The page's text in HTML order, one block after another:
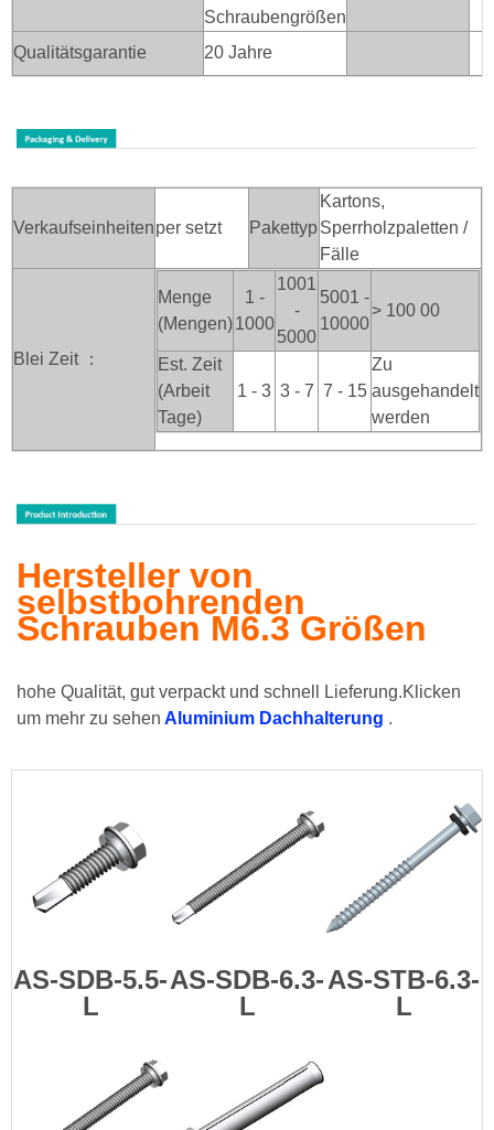
Schraubengrößen
Qualitätsgarantie
20 Jahre
Verkaufseinheitenper setzt Pakettyp
Kartons,
Sperrholzpaletten /
Fälle
Blei Zeit ：
Menge
(Mengen)
1 -
1000
1001
-
5000
5001 -
10000
> 100 00
Est. Zeit
(Arbeit
Tage)
1 - 3 3 - 7 7 - 15
Zu
ausgehandelt
werden
Hersteller von
selbstbohrenden
Schrauben M6.3 Größen
hohe Qualität, gut verpackt und schnell Lieferung.Klicken
um mehr zu sehen Aluminium Dachhalterung .
AS-SDB-5.5-
L
AS-SDB-6.3-
L
AS-STB-6.3-
L